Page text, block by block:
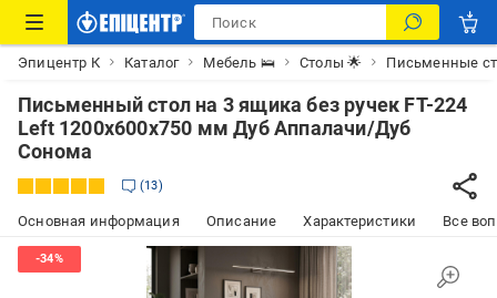
Эпицентр К Каталог Мебель 🛌 Столы 🌟 Письменные
Письменный стол на 3 ящика без ручек FT-224
Left 1200x600x750 мм Дуб Аппалачи/Дуб
Сонома
13
Основная информация Описание Характеристики Все